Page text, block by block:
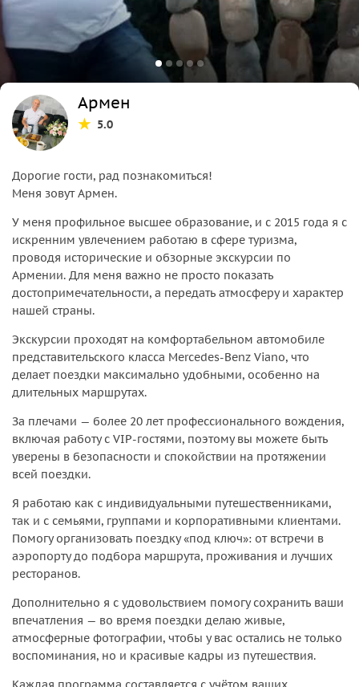
Армен
5.0
Дорогие гости, рад познакомиться!
Меня зовут Армен.
У меня профильное высшее образование, и с 2015 года я с
искренним увлечением работаю в сфере туризма,
проводя исторические и обзорные экскурсии по
Армении. Для меня важно не просто показать
достопримечательности, а передать атмосферу и характер
нашей страны.
Экскурсии проходят на комфортабельном автомобиле
представительского класса Mercedes-Benz Viano, что
делает поездки максимально удобными, особенно на
длительных маршрутах.
За плечами — более 20 лет профессионального вождения,
включая работу с VIP-гостями, поэтому вы можете быть
уверены в безопасности и спокойствии на протяжении
всей поездки.
Я работаю как с индивидуальными путешественниками,
так и с семьями, группами и корпоративными клиентами.
Помогу организовать поездку «под ключ»: от встречи в
аэропорту до подбора маршрута, проживания и лучших
ресторанов.
Дополнительно я с удовольствием помогу сохранить ваши
впечатления — во время поездки делаю живые,
атмосферные фотографии, чтобы у вас остались не только
воспоминания, но и красивые кадры из путешествия.